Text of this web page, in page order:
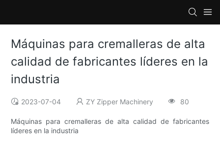
Máquinas para cremalleras de alta
calidad de fabricantes líderes en la
industria
2023-07-04 ZY Zipper Machinery 80
Máquinas para cremalleras de alta calidad de fabricantes
líderes en la industria